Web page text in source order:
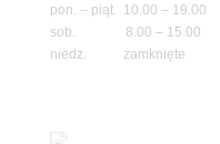
pon. – piąt. 10.00 – 19.00
sob. 8.00 – 15.00
niedz. zamknięte